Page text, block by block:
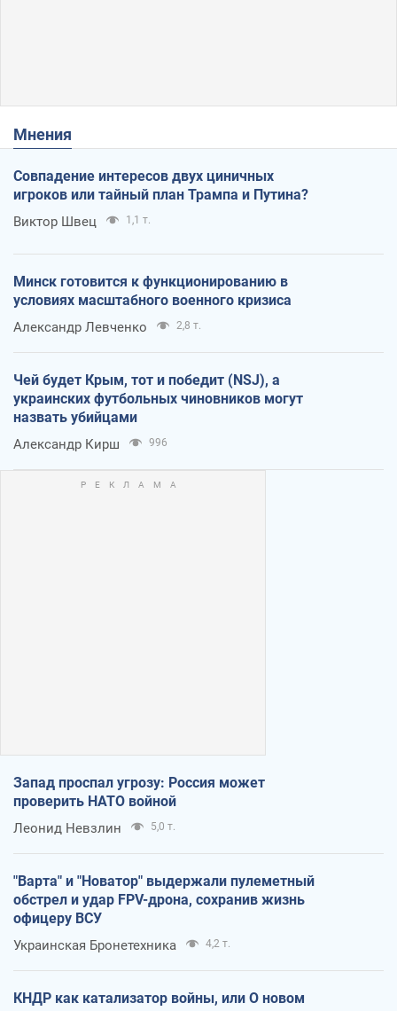
Мнения
Совпадение интересов двух циничных
игроков или тайный план Трампа и Путина?
Виктор Швец 1,1 т.
Минск готовится к функционированию в
условиях масштабного военного кризиса
Александр Левченко 2,8 т.
Чей будет Крым, тот и победит (NSJ), а
украинских футбольных чиновников могут
назвать убийцами
Александр Кирш 996
Запад проспал угрозу: Россия может
проверить НАТО войной
Леонид Невзлин 5,0 т.
"Варта" и "Новатор" выдержали пулеметный
обстрел и удар FPV-дрона, сохранив жизнь
офицеру ВСУ
Украинская Бронетехника 4,2 т.
КНДР как катализатор войны, или О новом